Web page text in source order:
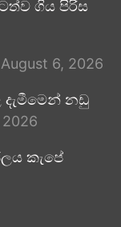
ගිය පිරිස
August 6, 2026
නඩු
2026
කැපේ